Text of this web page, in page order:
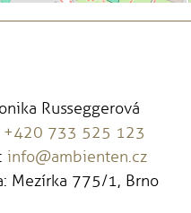
Russeggerová
+420 733 525 123
info@ambienten.cz
Mezírka 775/1, Brno